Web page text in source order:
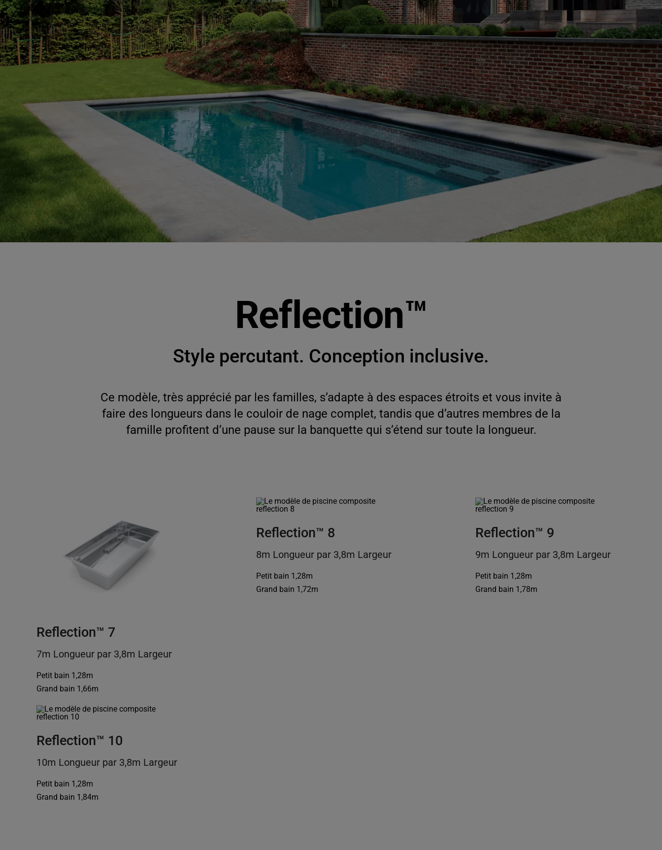
Reflection™
Style percutant. Conception inclusive.
Ce modèle, très apprécié par les familles, s’adapte à des espaces étroits et vous invite à
faire des longueurs dans le couloir de nage complet, tandis que d’autres membres de la
famille profitent d’une pause sur la banquette qui s’étend sur toute la longueur.
Reflection™ 7
7m Longueur par 3,8m Largeur
Petit bain 1,28m
Grand bain 1,66m
Reflection™ 8
8m Longueur par 3,8m Largeur
Petit bain 1,28m
Grand bain 1,72m
Reflection™ 9
9m Longueur par 3,8m Largeur
Petit bain 1,28m
Grand bain 1,78m
Reflection™ 10
10m Longueur par 3,8m Largeur
Petit bain 1,28m
Grand bain 1,84m